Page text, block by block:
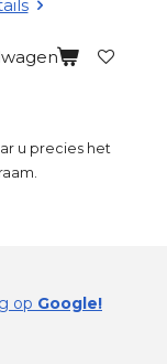
u precies het
op Google!